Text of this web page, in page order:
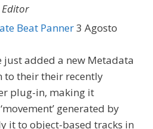
Editor
Beat Panner3 Agosto
just added a new Metadata
their their recently
plug-in, making it
generated by
it to object-based tracks in